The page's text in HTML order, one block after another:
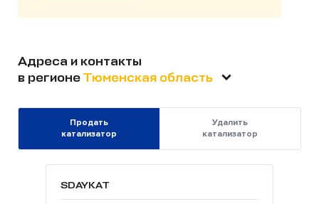
Адреса и контакты
в регионеТюменская область
Продать
катализатор
Удалить
катализатор
SDAYKAT